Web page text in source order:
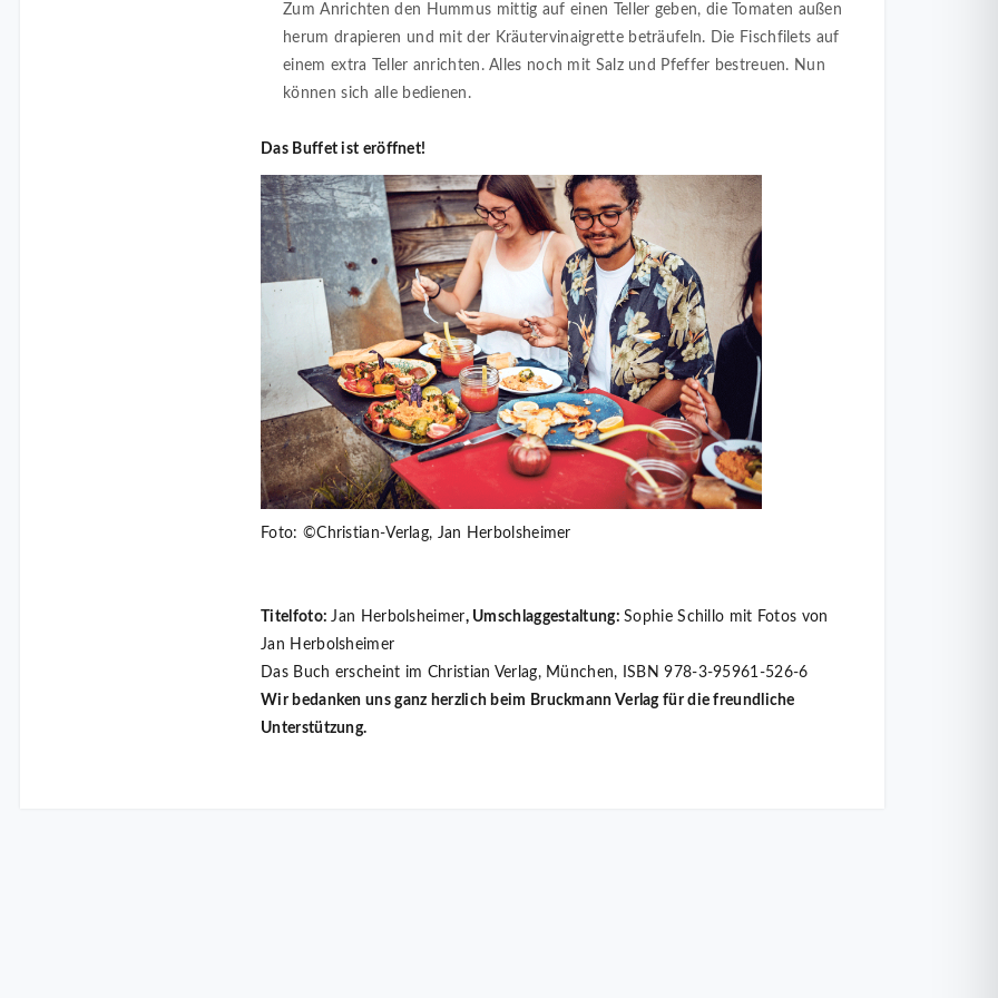
Zum Anrichten den Hummus mittig auf einen Teller geben, die Tomaten außen
herum drapieren und mit der Kräutervinaigrette beträufeln. Die Fischfilets auf
einem extra Teller anrichten. Alles noch mit Salz und Pfeffer bestreuen. Nun
können sich alle bedienen.
Das Buffet ist eröffnet!
Foto: ©Christian-Verlag, Jan Herbolsheimer
Titelfoto: Jan Herbolsheimer, Umschlaggestaltung:Sophie Schillo mit Fotos von
Jan Herbolsheimer
Das Buch erscheint im Christian Verlag, München, ISBN 978-3-95961-526-6
Wir bedanken uns ganz herzlich beim Bruckmann Verlag für die freundliche
Unterstützung.